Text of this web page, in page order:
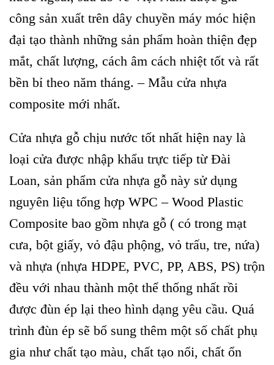
công sản xuất trên dây chuyền máy móc hiện
đại tạo thành những sản phẩm hoàn thiện đẹp
mắt, chất lượng, cách âm cách nhiệt tốt và rất
bền bỉ theo năm tháng. – Mẫu cửa nhựa
composite mới nhất.
Cửa nhựa gỗ chịu nước tốt nhất hiện nay là
loại cửa được nhập khẩu trực tiếp từ Đài
Loan, sản phẩm cửa nhựa gỗ này sử dụng
nguyên liệu tổng hợp WPC – Wood Plastic
Composite bao gồm nhựa gỗ ( có trong mạt
cưa, bột giấy, vỏ đậu phộng, vỏ trấu, tre, nứa)
và nhựa (nhựa HDPE, PVC, PP, ABS, PS) trộn
đều với nhau thành một thể thống nhất rồi
được đùn ép lại theo hình dạng yêu cầu. Quá
trình đùn ép sẽ bổ sung thêm một số chất phụ
gia như chất tạo màu, chất tạo nổi, chất ổn